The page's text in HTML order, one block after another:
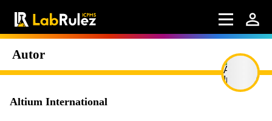
Autor
Altium International